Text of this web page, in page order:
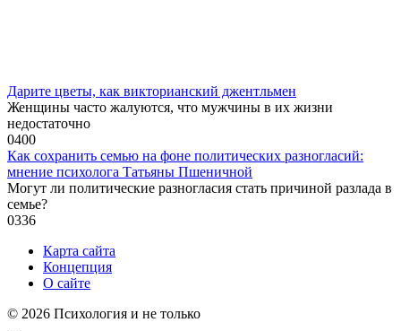
Дарите цветы, как викторианский джентльмен
Женщины часто жалуются, что мужчины в их жизни
недостаточно
0400
Как сохранить семью на фоне политических разногласий:
мнение психолога Татьяны Пшеничной
Могут ли политические разногласия стать причиной разлада в
семье?
0336
Карта сайта
Концепция
О сайте
© 2026 Психология и не только